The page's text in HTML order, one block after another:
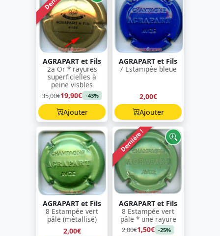
AGRAPART et Fils
2a Or * rayures
superficielles à
peine visbles
35,00€19,90€ -43%
Ajouter
AGRAPART et Fils
7 Estampée bleue
2,00€
Ajouter
AGRAPART et Fils
8 Estampée vert
pâle (métallisé)
2,00€
Dernière !
AGRAPART et Fils
8 Estampée vert
pâle * une rayure
2,00€1,50€ -25%